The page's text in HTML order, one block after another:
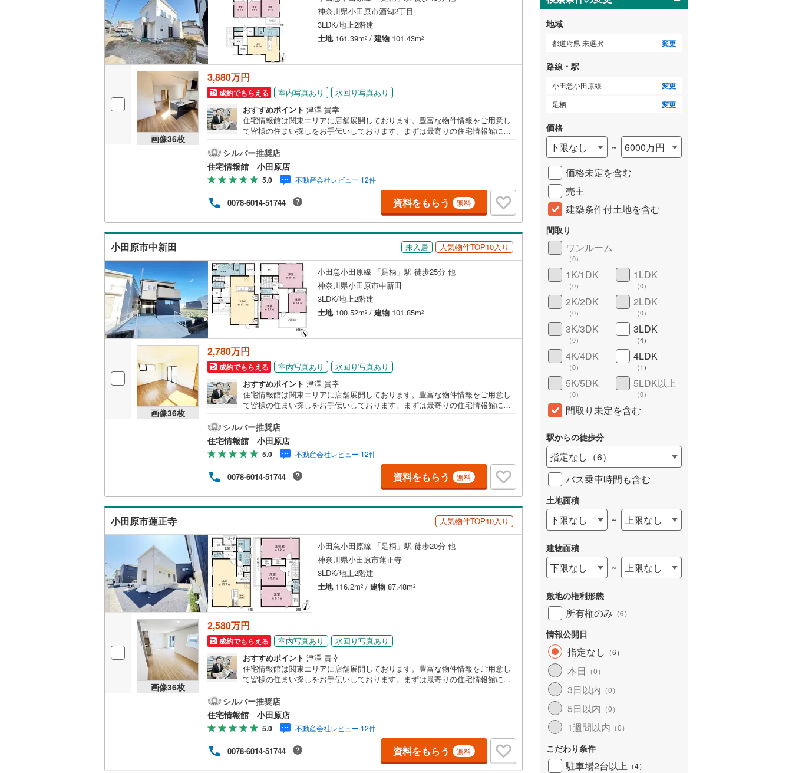
神奈川県小田原市酒匂2丁目
3LDK/地上2階建
土地161.39m2 / 建物 101.43m2
画像36枚
3,880万円
成約でもらえる 室内写真あり
水回り写真あり
おすすめポイント 津澤 貴幸
住宅情報館は関東エリアに店舗展開しております。豊富な物件情報をご用意し
て皆様の住まい探しをお手伝いしております。まずは最寄りの住宅情報館にお
の試算やご購入の際にかかる諸費用の概算も行っております。しっかりとした
資金計画のアドバイスをさせて頂きますので、お気軽にご相談ください。
シルバー推奨店
住宅情報館 小田原店
5.0 不動産会社レビュー 12件
0078-6014-51744 資料をもらう 無料
小田原市中新田 未入居 人気物件TOP10入り
小田急小田原線 「足柄」駅 徒歩25分 他
神奈川県小田原市中新田
3LDK/地上2階建
土地100.52m2 / 建物 101.85m2
画像36枚
2,780万円
成約でもらえる 室内写真あり
水回り写真あり
おすすめポイント 津澤 貴幸
住宅情報館は関東エリアに店舗展開しております。豊富な物件情報をご用意し
て皆様の住まい探しをお手伝いしております。まずは最寄りの住宅情報館にお
の試算やご購入の際にかかる諸費用の概算も行っております。しっかりとした
資金計画のアドバイスをさせて頂きますので、お気軽にご相談ください。
シルバー推奨店
住宅情報館 小田原店
5.0 不動産会社レビュー 12件
0078-6014-51744 資料をもらう 無料
小田原市蓮正寺 人気物件TOP10入り
小田急小田原線 「足柄」駅 徒歩20分 他
神奈川県小田原市蓮正寺
3LDK/地上2階建
土地116.2m2 / 建物 87.48m2
画像36枚
2,580万円
成約でもらえる 室内写真あり
水回り写真あり
おすすめポイント 津澤 貴幸
住宅情報館は関東エリアに店舗展開しております。豊富な物件情報をご用意し
て皆様の住まい探しをお手伝いしております。まずは最寄りの住宅情報館にお
の試算やご購入の際にかかる諸費用の概算も行っております。しっかりとした
資金計画のアドバイスをさせて頂きますので、お気軽にご相談ください。
シルバー推奨店
住宅情報館 小田原店
5.0 不動産会社レビュー 12件
0078-6014-51744 資料をもらう 無料
保
存
す
る
地域
都道府県 未選択 変更
路線・駅
小田急小田原線 変更
足柄 変更
価格
下限なし ~
6000万円
価格未定を含む
売主
建築条件付土地を含む
間取り
ワンルーム
（0）
1K/1DK
（0）
1LDK
（0）
2K/2DK
（0）
2LDK
（0）
3K/3DK
（0）
3LDK
（4）
4K/4DK
（0）
4LDK
（1 ）
5K/5DK
（0）
5LDK以上
（0）
間取り未定を含む
駅からの徒歩分
指定なし （6）
バス乗車時間も含む
土地面積
下限なし ~ 上限なし
建物面積
下限なし ~ 上限なし
敷地の権利形態
所有権のみ （6）
情報公開日
指定なし （6）
本日 （0）
3日以内 （0）
5日以内 （0）
1週間以内 （0）
こだわり条件
駐車場2台以上 （4）
伊東線(0) 御殿場線
身延線( 136) 飯田線(221 中央本線（JR東海）
武豊線(149) 高山本線（JR東海）(103) 太多線 (73
関西本線（JR東海）(238) 紀勢本線（JR東海） 名松線(4)
参宮線(0) 東海道本線（JR西日本）
大糸線（JR西日本）(0 北陸本線(16) 小浜線
越美北線(2) 城端線(0 )
氷見線 0) 関西本線（JR西日本） (
紀勢本線（JR西日本）
大阪環状線
福知山線(268) 山陽本線（JR西日本）( 1,052)
播但線(75) 姫新線
赤穂線(66) 津山線(24) (50
宇野線( 63) 伯備線 芸備線(91 )
福塩線(45 可部線(60)
岩徳線(5) 宇部線(4)
小野田線
山陰本線(
舞鶴線(4) 因美線 2)
木次線(0) 草津線( 60) 奈良線 (232
桜井線( 161 片町線 (248 ) 和歌山線(116)
阪和線
119) 東西線(51)
おおさか東線
106 予讃線(2 )
内子線(0) 予土線(0) 高徳線(2)
鳴門線(0) 徳島線(2) 牟岐線(5)
山陽本線（JR九州） (29)
鹿児島本線
1,604 香椎線(361) 篠栗線(191
三角線( 241) 肥薩線 指宿枕崎線 173
長崎本線(198) 唐津線(42
佐世保線(19) 久大本線(111)
豊肥本線
日田彦山線(
日南線( 54) 筑豊本線(179 )
後藤寺線(49) 宮崎空港線(23) 北海道新幹線(0
東北新幹線(622 山形新幹線(513 )
秋田新幹線(296) 東海道新幹線
北陸新幹線（JR西日本）(4 )
浴室乾燥機あり
バルコニー、庭
ウッドデッキあり（0）
収納
ウォークインクローゼット
（4 ）
床下収納（5）
販売、価格、契約、入居関連など
即入居可能（ 0）
オンライン内見(相談)可（0） IT重説可（0）
オンライン対応とは？ 詳しく見る